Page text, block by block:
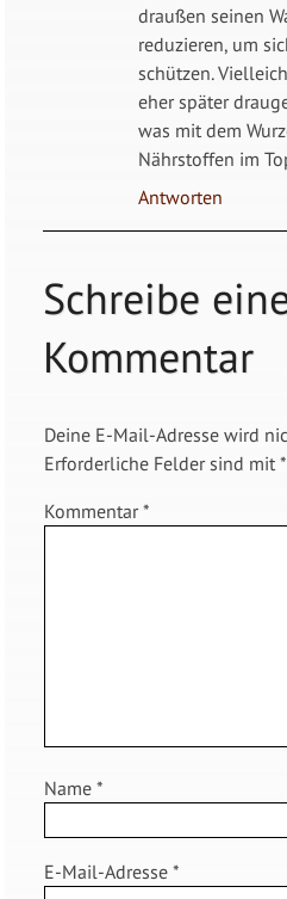
draußen seinen
reduzieren, um
schützen.
eher später
was mit dem
Nährstoffen im
Antworten
Schreibe
Kommentar
Deine E-Mail-Adresse wird
Erforderliche Felder sind mit *
Kommentar*
Name *
E-Mail-Adresse *